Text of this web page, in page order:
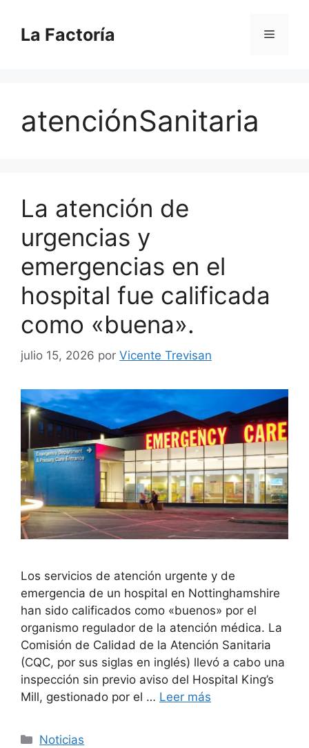
contenido
La Factoría Menú
atenciónSanitaria
La atención de
urgencias y
emergencias en el
hospital fue calificada
como «buena».
julio 15, 2026 por Vicente Trevisan
Los servicios de atención urgente y de
emergencia de un hospital en Nottinghamshire
han sido calificados como «buenos» por el
organismo regulador de la atención médica. La
Comisión de Calidad de la Atención Sanitaria
(CQC, por sus siglas en inglés) llevó a cabo una
inspección sin previo aviso del Hospital King’s
Mill, gestionado por el … Leer más
Categorías
Noticias